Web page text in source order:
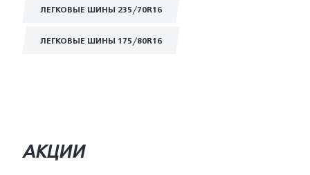
ЛЕГКОВЫЕ ШИНЫ 235/70R16
ЛЕГКОВЫЕ ШИНЫ 175/80R16
АКЦИИ